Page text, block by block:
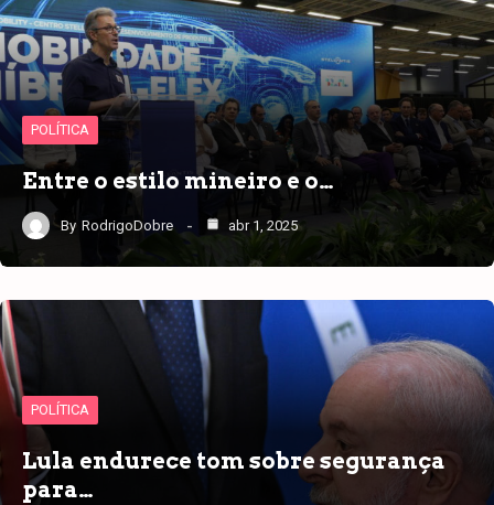
POLÍTICA
Entre o estilo mineiro e o…
By RodrigoDobre abr 1, 2025
POLÍTICA
Lula endurece tom sobre segurança
para…